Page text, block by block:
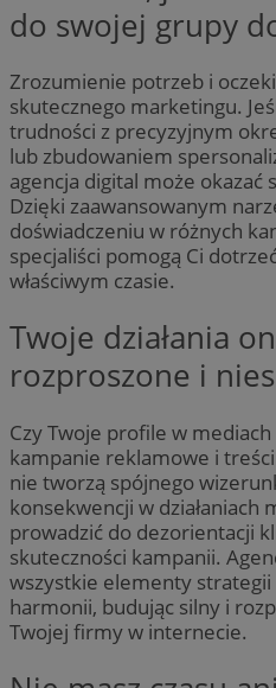
do swojej grupy
Zrozumienie potrzeb i
skutecznego marketingu.
trudności z precyzyjnym
lub zbudowaniem
agencja digital może
Dzięki zaawansowanym
doświadczeniu w różnych
specjaliści pomogą Ci
właściwym czasie.
Twoje działania
rozproszone i
Czy Twoje profile w mediach
kampanie reklamowe i
nie tworzą spójnego
konsekwencji w działaniach
prowadzić do dezorientacji
skuteczności kampanii.
wszystkie elementy strategii
harmonii, budując silny i
Twojej firmy w internecie.